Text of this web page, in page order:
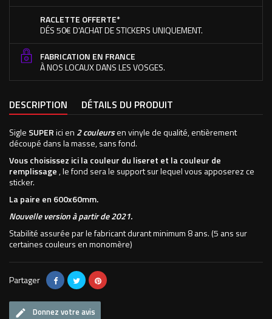
RACLETTE OFFERTE*
DÉS 50€ D'ACHAT DE STICKERS UNIQUEMENT.
FABRICATION EN FRANCE
À NOS LOCAUX DANS LES VOSGES.
DESCRIPTION DÉTAILS DU PRODUIT
Sigle SUPERici en 2 couleursen vinyle de qualité, entièrement
découpé dans la masse, sans fond.
Vous choisissez ici la couleur du liseret et la couleur de
remplissage , le fond sera le support sur lequel vous apposerez ce
sticker.
La paire en 600x60mm.
Nouvelle version à partir de 2021.
Stabilité assurée par le fabricant durant minimum 8 ans. (5 ans sur
certaines couleurs en monomère)
Partager
Donnez votre avis